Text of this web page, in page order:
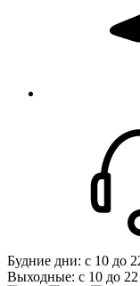
Будние дни: с 10 до
Выходные: с 10 до 22